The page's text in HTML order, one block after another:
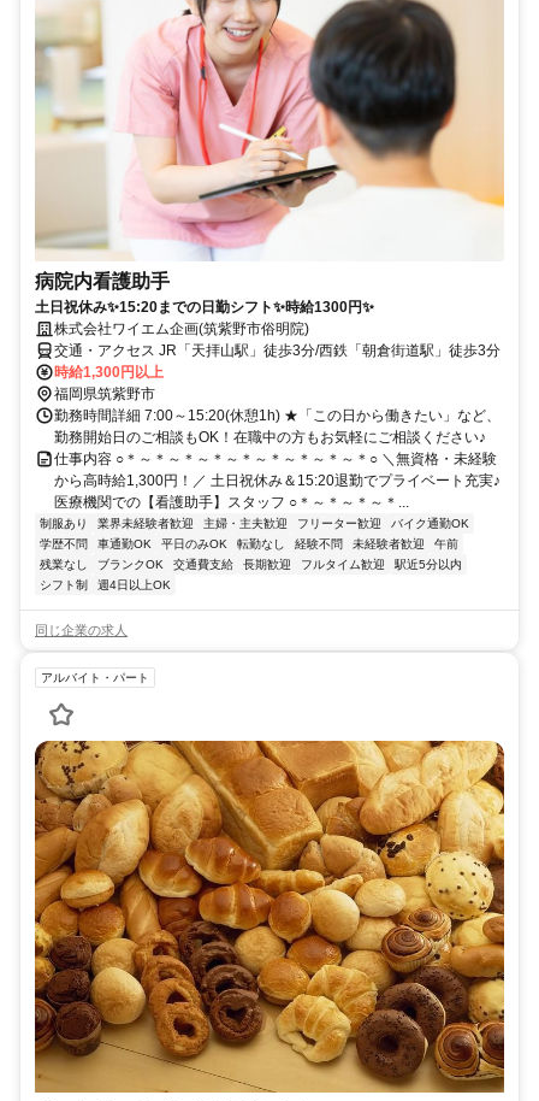
病院内看護助手
土日祝休み✨15:20までの日勤シフト✨時給1300円✨
株式会社ワイエム企画(筑紫野市俗明院)
交通・アクセス JR「天拝山駅」徒歩3分/西鉄「朝倉街道駅」徒歩3分
時給1,300円以上
福岡県筑紫野市
勤務時間詳細 7:00～15:20(休憩1h) ★「この日から働きたい」など、
勤務開始日のご相談もOK！在職中の方もお気軽にご相談ください♪
仕事内容 ○＊～＊～＊～＊～＊～＊～＊～＊～＊○ ＼無資格・未経験
から高時給1,300円！／ 土日祝休み＆15:20退勤でプライベート充実♪
医療機関での【看護助手】スタッフ ○＊～＊～＊～＊...
制服あり 業界未経験者歓迎 主婦・主夫歓迎 フリーター歓迎
バイク通勤OK
学歴不問
車通勤OK 平日のみOK 転勤なし 経験不問 未経験者歓迎
午前
残業なし
ブランクOK 交通費支給 長期歓迎 フルタイム歓迎
駅近5分以内
シフト制
週4日以上OK
同じ企業の求人
アルバイト・パート